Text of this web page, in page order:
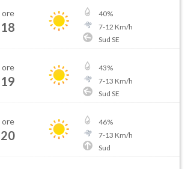
ore
18
40%
7-12 Km/h
Sud SE
ore
19
43%
7-13 Km/h
Sud SE
ore
20
46%
7-13 Km/h
Sud